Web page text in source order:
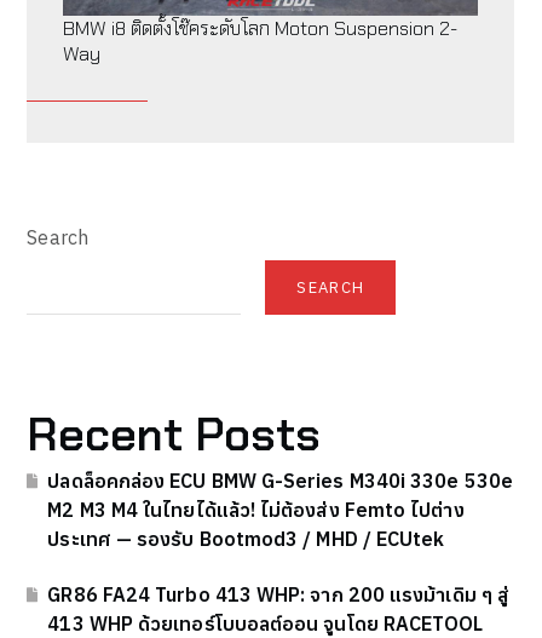
BMW i8 ติดตั้งโช๊คระดับโลก Moton Suspension 2-
Way
Search
SEARCH
Recent Posts
ปลดล็อคกล่อง ECU BMW G-Series M340i 330e 530e
M2 M3 M4 ในไทยได้แล้ว! ไม่ต้องส่ง Femto ไปต่าง
ประเทศ — รองรับ Bootmod3 / MHD / ECUtek
GR86 FA24 Turbo 413 WHP: จาก 200 แรงม้าเดิม ๆ สู่
413 WHP ด้วยเทอร์โบบอลต์ออน จูนโดย RACETOOL